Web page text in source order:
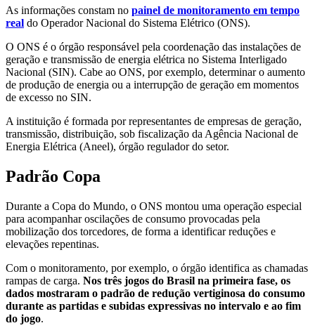
As informações constam no painel de monitoramento em tempo
real do Operador Nacional do Sistema Elétrico (ONS).
O ONS é o órgão responsável pela coordenação das instalações de
geração e transmissão de energia elétrica no Sistema Interligado
Nacional (SIN). Cabe ao ONS, por exemplo, determinar o aumento
de produção de energia ou a interrupção de geração em momentos
de excesso no SIN.
A instituição é formada por representantes de empresas de geração,
transmissão, distribuição, sob fiscalização da Agência Nacional de
Energia Elétrica (Aneel), órgão regulador do setor.
Padrão Copa
Durante a Copa do Mundo, o ONS montou uma operação especial
para acompanhar oscilações de consumo provocadas pela
mobilização dos torcedores, de forma a identificar reduções e
elevações repentinas.
Com o monitoramento, por exemplo, o órgão identifica as chamadas
rampas de carga. Nos três jogos do Brasil na primeira fase, os
dados mostraram o padrão de redução vertiginosa do consumo
durante as partidas e subidas expressivas no intervalo e ao fim
do jogo.